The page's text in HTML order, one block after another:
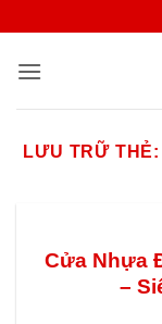
nội
LƯU TRỮ THẺ:
Cửa Nhựa
–